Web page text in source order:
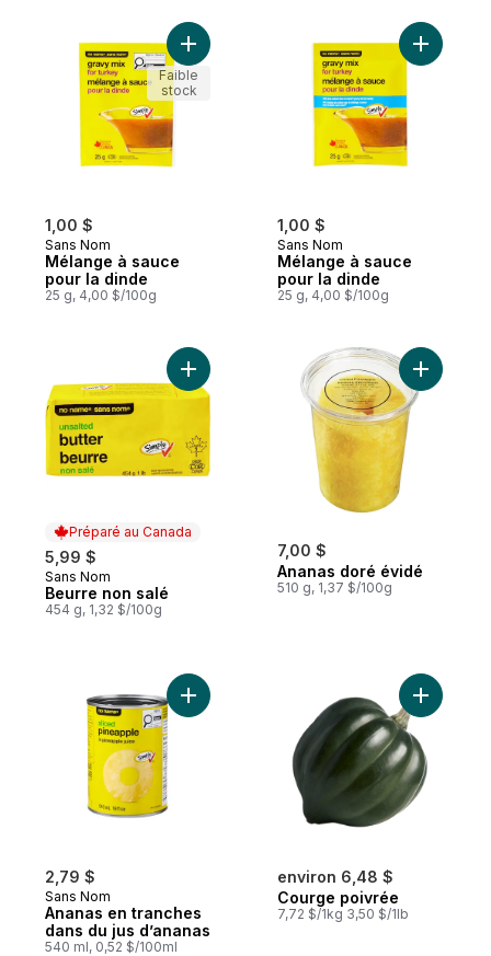
1,00 $
Sans Nom
Mélange à sauce
pour la dinde
25 g, 4,00 $/100g
Ajouter Mélange à sauce pour la dinde
Faible
stock
1,00 $
Sans Nom
Mélange à sauce
pour la dinde
25 g, 4,00 $/100g
Ajouter
Préparé au Canada
5,99 $
Préparé au Canada
Sans Nom
Beurre non salé
454 g, 1,32 $/100g
Ajouter Beurre non salé au panier
7,00 $
Ananas doré évidé
510 g, 1,37 $/100g
Ajouter
2,79 $
Sans Nom
Ananas en tranches
dans du jus d’ananas
540 ml, 0,52 $/100ml
Ajouter Ananas en tranches dans du jus
environ 6,48 $
Courge poivrée
7,72 $/1kg 3,50 $/1lb
Ajouter